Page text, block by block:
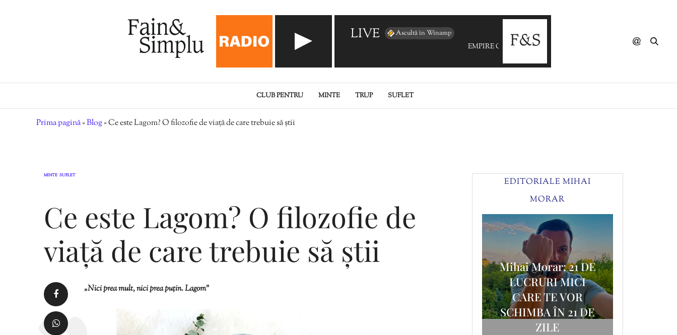
LIVE Ascultă în Winamp
EMPIRE OF THE SUN - We Are The People
CLUB PENTRU MINTE TRUP SUFLET
Prima pagină»Blog»Ce este Lagom? O filozofie de viață de care trebuie să știi
MINTE SUFLET
Ce este Lagom? O filozofie de
viață de care trebuie să știi
„Nici prea mult, nici prea puțin. Lagom”
EDITORIALE MIHAI
MORAR
Mihai Morar: 21 DE
LUCRURI MICI
CARE TE VOR
SCHIMBA ÎN 21 DE
ZILE